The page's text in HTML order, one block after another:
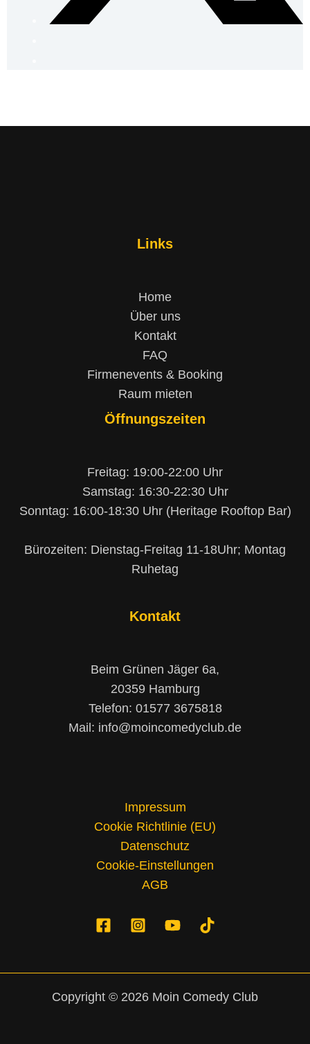
Links
Home
Über uns
Kontakt
FAQ
Firmenevents & Booking
Raum mieten
Öffnungszeiten
Freitag: 19:00-22:00 Uhr
Samstag: 16:30-22:30 Uhr
Sonntag: 16:00-18:30 Uhr (Heritage Rooftop Bar)
Bürozeiten: Dienstag-Freitag 11-18Uhr; Montag
Ruhetag
Kontakt
Beim Grünen Jäger 6a,
20359 Hamburg
Telefon: 01577 3675818
Mail: info@moincomedyclub.de
Impressum
Cookie Richtlinie (EU)
Datenschutz
Cookie-Einstellungen
AGB
Copyright © 2026 Moin Comedy Club